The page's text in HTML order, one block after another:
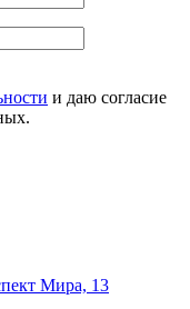
и даю согласие
Мира, 13